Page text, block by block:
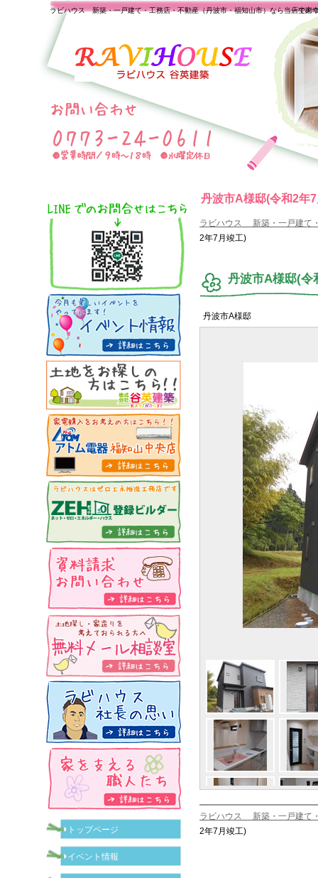
丹波市A様邸(令和2年
一生の
ラビハウス 新築・一戸建て・工務店・不動産（丹波市・福知山市）なら当店で家
ラビハウス 新築・一戸建て
2年7月竣工)
丹波市A様邸(令
丹波市A様邸
ラビハウス 新築・一戸建て
2年7月竣工)
トップページ
イベント情報